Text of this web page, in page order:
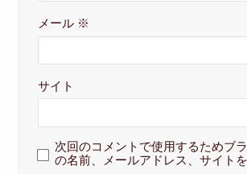
メール ※
サイト
次回のコメントで使用するためブ
の名前、メールアドレス、サイトを